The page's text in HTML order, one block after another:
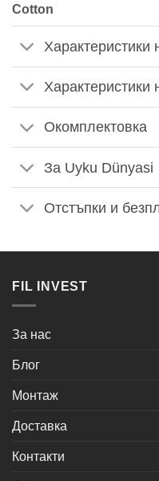
Cotton
Характеристики
Характеристики
Окомплектовка
За Uyku Dünyasi
Отстъпки и
FIL INVEST
За нас
Блог
Монтаж
Доставка
Контакти